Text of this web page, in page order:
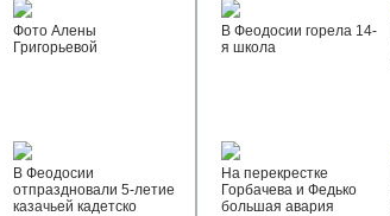
Фото Алены
Григорьевой
В Феодосии
отпраздновали 5-летие
казачьей кадетско
В Феодосии горела 14-
я школа
На перекрестке
Горбачева и Федько
большая авария